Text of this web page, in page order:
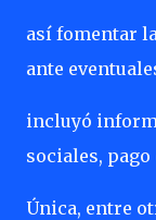
así fomentar
ante
incluyó
sociales, pago
Única, entre